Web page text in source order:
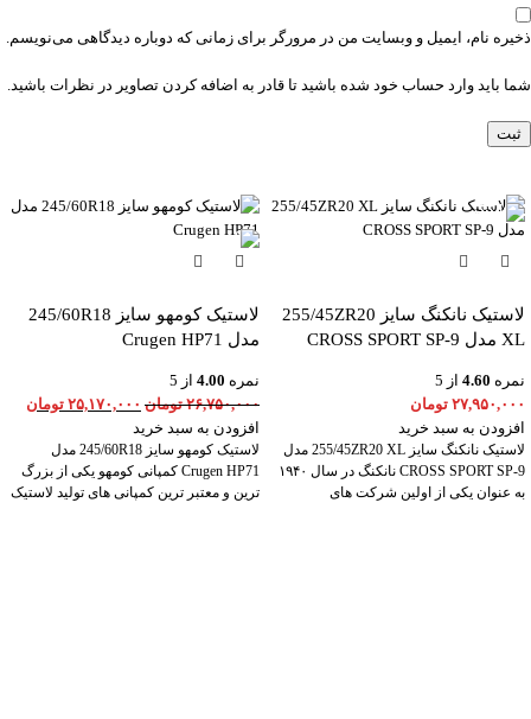
ذخیره نام، ایمیل و وبسایت من در مرورگر برای زمانی که دوباره دیدگاهی می‌نویسم.
شما باید وارد حساب خود شده باشید تا قادر به اضافه کردن تصاویر در نظرات باشید.
لاستیک نانکنگ سایز 255/45ZR20
XL مدل CROSS SPORT SP-9
نمره 4.60 از 5
۲۷,۹۵۰,۰۰۰ تومان
افزودن به سبد خرید
لاستیک نانکنگ سایز 255/45ZR20 XL مدل
CROSS SPORT SP-9 نانکنگ در سال ۱۹۴۰
به عنوان یکی از اولین شرکت های
-6%
لاستیک کومهو سایز 245/60R18
مدل Crugen HP71
نمره 4.00 از 5
۲۶,۷۵۰,۰۰۰ تومان ۲۵,۱۷۰,۰۰۰ تومان
افزودن به سبد خرید
لاستیک کومهو سایز 245/60R18 مدل
Crugen HP71 کمپانی کومهو یکی از بزرگ
ترین و معتبر ترین کمپانی های تولید لاستیک